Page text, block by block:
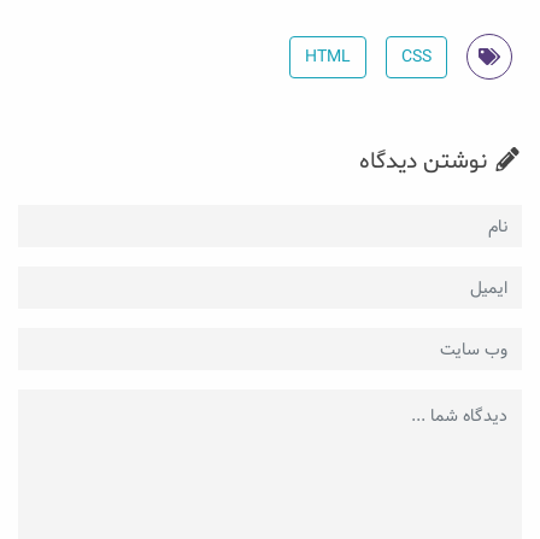
CSS
HTML
نوشتن دیدگاه